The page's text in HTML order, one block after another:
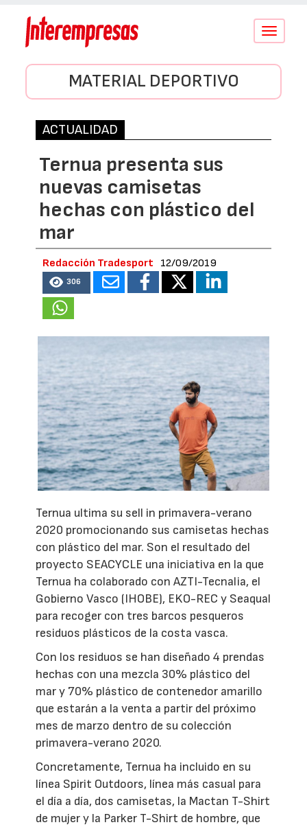
Conmutar
MATERIAL DEPORTIVO
ACTUALIDAD
Ternua presenta sus
nuevas camisetas
hechas con plástico del
mar
Redacción Tradesport 12/09/2019
306
Ternua ultima su sell in primavera-verano
2020 promocionando sus camisetas hechas
con plástico del mar. Son el resultado del
proyecto SEACYCLE una iniciativa en la que
Ternua ha colaborado con AZTI-Tecnalia, el
Gobierno Vasco (IHOBE), EKO-REC y Seaqual
para recoger con tres barcos pesqueros
residuos plásticos de la costa vasca.
Con los residuos se han diseñado 4 prendas
hechas con una mezcla 30% plástico del
mar y 70% plástico de contenedor amarillo
que estarán a la venta a partir del próximo
mes de marzo dentro de su colección
primavera-verano 2020.
Concretamente, Ternua ha incluido en su
línea Spirit Outdoors, línea más casual para
el día a día, dos camisetas, la Mactan T-Shirt
de mujer y la Parker T-Shirt de hombre, que